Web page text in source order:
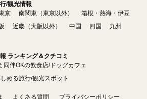
/観光情報
京 南関東（東京以外）
箱根・熱海・伊豆
近畿（大阪以外） 中国 四国
九州
ランキング＆クチコミ
同伴OKの飲食店/ドッグカフェ
める旅行/観光スポット
よくある質問 プライバシーポリシー